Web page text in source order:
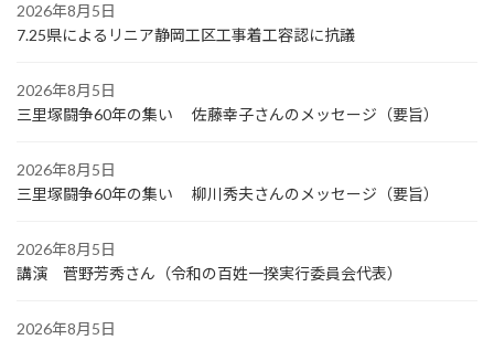
2026年8月5日
7.25県によるリニア静岡工区工事着工容認に抗議
2026年8月5日
三里塚闘争60年の集い 佐藤幸子さんのメッセージ（要旨）
2026年8月5日
三里塚闘争60年の集い 柳川秀夫さんのメッセージ（要旨）
2026年8月5日
講演 菅野芳秀さん（令和の百姓一揆実行委員会代表）
2026年8月5日